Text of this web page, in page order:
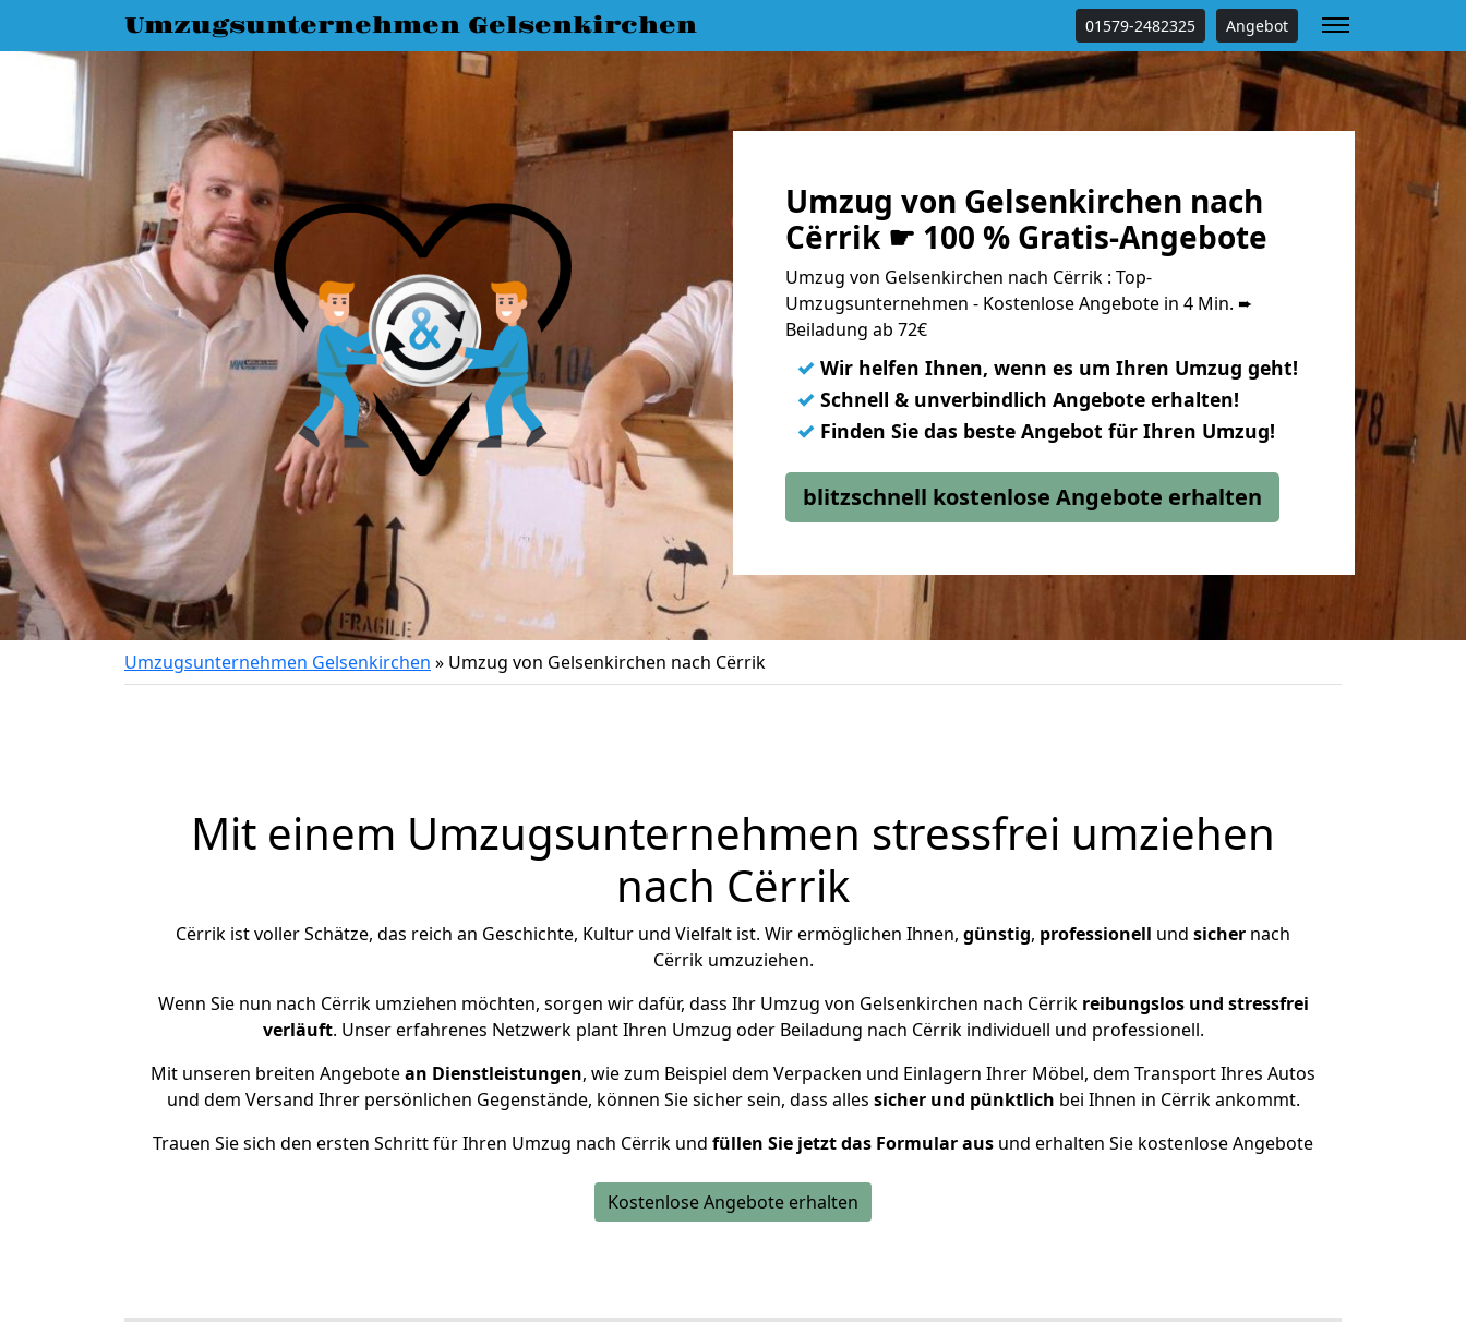
Umzugsunternehmen Gelsenkirchen 01579-2482325 Angebot
Umzug von Gelsenkirchen nach
Cërrik ☛ 100 % Gratis-Angebote
Umzug von Gelsenkirchen nach Cërrik : Top-
Umzugsunternehmen - Kostenlose Angebote in 4 Min. ➨
Beiladung ab 72€
✓ Wir helfen Ihnen, wenn es um Ihren Umzug geht!
✓ Schnell & unverbindlich Angebote erhalten!
✓ Finden Sie das beste Angebot für Ihren Umzug!
blitzschnell kostenlose Angebote erhalten
Umzugsunternehmen Gelsenkirchen » Umzug von Gelsenkirchen nach Cërrik
Mit einem Umzugsunternehmen stressfrei umziehen
nach Cërrik
Cërrik ist voller Schätze, das reich an Geschichte, Kultur und Vielfalt ist. Wir ermöglichen Ihnen, günstig, professionell und sicher nach
Cërrik umzuziehen.
Wenn Sie nun nach Cërrik umziehen möchten, sorgen wir dafür, dass Ihr Umzug von Gelsenkirchen nach Cërrik reibungslos und stressfrei
verläuft. Unser erfahrenes Netzwerk plant Ihren Umzug oder Beiladung nach Cërrik individuell und professionell.
Mit unseren breiten Angebotean Dienstleistungen, wie zum Beispiel dem Verpacken und Einlagern Ihrer Möbel, dem Transport Ihres Autos
und dem Versand Ihrer persönlichen Gegenstände, können Sie sicher sein, dass alles sicher und pünktlich bei Ihnen in Cërrik ankommt.
Trauen Sie sich den ersten Schritt für Ihren Umzug nach Cërrik und füllen Sie jetzt das Formular aus und erhalten Sie kostenlose Angebote
Kostenlose Angebote erhalten